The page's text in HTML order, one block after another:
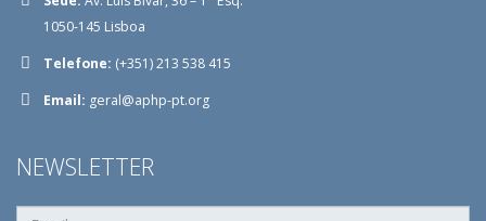
1050-145 Lisboa
Telefone: (+351) 213 538 415
Email: geral@aphp-pt.org
NEWSLETTER